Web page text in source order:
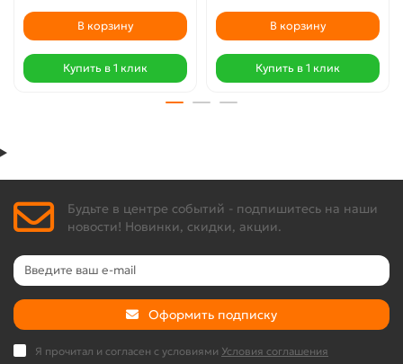
В корзину
Купить в 1 клик
В корзину
Купить в 1 клик
Будьте в центре событий - подпишитесь на наши
новости! Новинки, скидки, акции.
Оформить подписку
Я прочитал и согласен с условиями Условия соглашения